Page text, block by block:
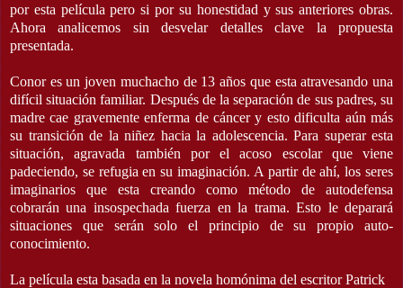
por esta película pero si por su honestidad y sus anteriores obras.
Ahora analicemos sin desvelar detalles clave la propuesta
presentada.
Conor es un joven muchacho de 13 años que esta atravesando una
difícil situación familiar. Después de la separación de sus padres, su
madre cae gravemente enferma de cáncer y esto dificulta aún más
su transición de la niñez hacia la adolescencia. Para superar esta
situación, agravada también por el acoso escolar que viene
padeciendo, se refugia en su imaginación. A partir de ahí, los seres
imaginarios que esta creando como método de autodefensa
cobrarán una insospechada fuerza en la trama. Esto le deparará
situaciones que serán solo el principio de su propio auto-
conocimiento.
La película esta basada en la novela homónima del escritor Patrick